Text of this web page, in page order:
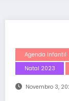
Agenda Infantil
Natal 2023
Novembro 3,